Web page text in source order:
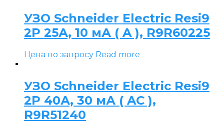
УЗО Schneider Electric Resi9
2P 25А, 10 мА ( A ), R9R60225
Цена по запросу Read more
УЗО Schneider Electric Resi9
2P 40А, 30 мА ( AC ),
R9R51240